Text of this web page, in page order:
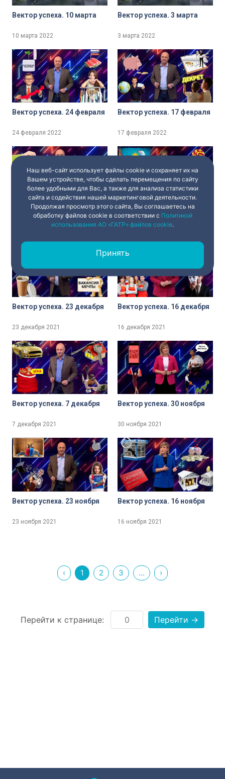
Вектор успеха. 10 марта
10 марта 2022
Вектор успеха. 3 марта
3 марта 2022
Вектор успеха. 24 февраля
24 февраля 2022
Вектор успеха. 17 февраля
17 февраля 2022
Вектор успеха. 20 января Вектор успеха. 13 января
13 января 2022
Вектор успеха. 23 декабря
23 декабря 2021
Вектор успеха. 16 декабря
16 декабря 2021
Вектор успеха. 7 декабря
7 декабря 2021
Вектор успеха. 30 ноября
30 ноября 2021
Вектор успеха. 23 ноября
23 ноября 2021
Вектор успеха. 16 ноября
16 ноября 2021
‹ 1 2 3 ... ›
Перейти к странице: Перейти →
Наш веб-сайт использует файлы cookie и сохраняет их на
Вашем устройстве, чтобы сделать перемещения по сайту
более удобными для Вас, а также для анализа статистики
сайта и содействия нашей маркетинговой деятельности.
Продолжая просмотр этого сайта, Вы соглашаетесь на
обработку файлов cookie в соответствии с Политикой
использования АО «ГАТР» файлов cookie.
Принять